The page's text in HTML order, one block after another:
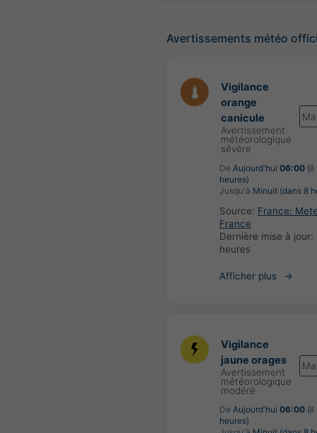
Avertissements météo
Vigilance
orange
canicule
Avertissement
météorologique
sévère
De Aujourd'hui 06:00 (il
heures)
Jusqu'à Minuit (dans 8
Source: France:
France
Dernière mise à jour:
heures
Afficher plus
Vigilance
jaune orages
Avertissement
météorologique
modéré
De Aujourd'hui 06:00 (il
heures)